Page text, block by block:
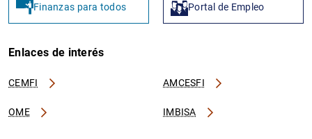
Finanzas para todos Portal de Empleo
Enlaces de interés
CEMFI AMCESFI
OME IMBISA